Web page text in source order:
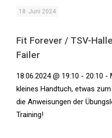
18. Juni 2024
Fit Forever / TSV-
Failer
18.06.2024 @ 19:10 - 20:10
kleines Handtuch, etwas
die Anweisungen der
Training!